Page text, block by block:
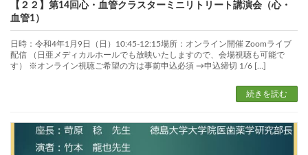
【２２】第14回心・血管クラスターミニリトリート講演会（心・
血管1）
日時：令和4年1月9日（日）10:45-12:15場所：オンライン開催 Zoomライブ
配信 （日亜メディカルホールでも放映いたしますので、会場視聴も可能で
す） ※オンライン視聴ご希望の方は事前申込必須 →申込締切 1/6 […]
続きを読む